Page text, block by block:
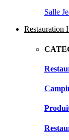
Salle
Restauration